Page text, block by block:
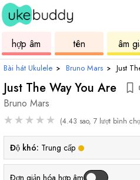
hợp âm
ukulele
tên
hợp
âm
Bài hát Ukulele › Bruno Mars › Just
Just The Way You Are
Bruno Mars
★★★★★ (4.43 sao, 7 lượt bình
Độ khó: Trung cấp